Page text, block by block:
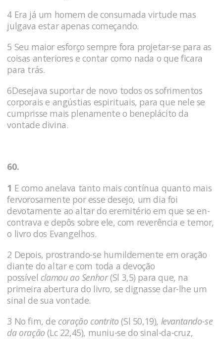
4 Era já um ho­mem de consumada virtude mas
julgava estar apenas co­meçando.
5 Seu maior esforço sempre fora projetar-se para as
coisas anteriores e contar como nada o que ficara
para trás.
6Deseja­va suportar de novo todos os sofrimentos
corporais e angústi­as espirituais, para que nele se
cumprisse mais plenamente o bene­plácito da
vontade divina.
60.
1 E como anelava tanto mais contínua quanto mais
fervorosamente por esse desejo, um dia foi
devotamente ao altar do eremitério em que se en­
contrava e depôs sobre ele, com reverência e temor,
o livro dos Evangelhos.
2 Depois, prostrando-se humildemente em oração
dian­te do altar e com toda a devoção
possível clamou ao Senhor(Sl 3,5) para que, na
primeira abertura do livro, se dignasse dar-lhe um
sinal de sua vontade.
3 No fim, de coração contrito(Sl 50,19), levantando-se
da oração(Lc 22,45), muniu-se do si­nal-da-cruz,